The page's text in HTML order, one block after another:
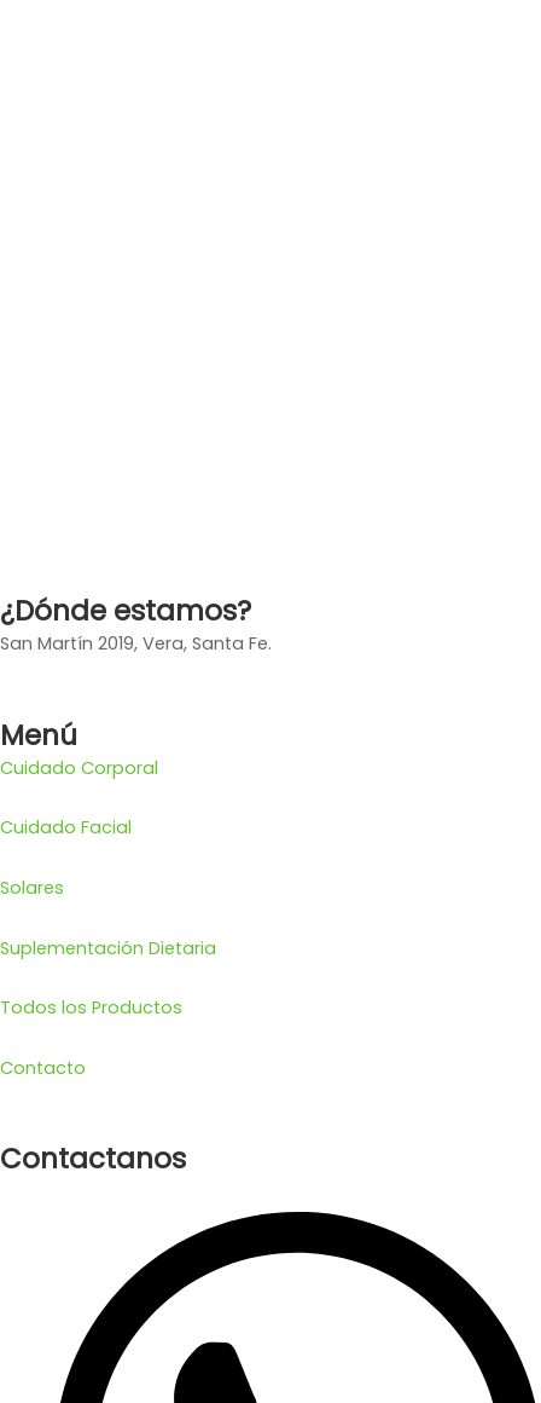
¿Dónde estamos?
San Martín 2019, Vera, Santa Fe.
Menú
Cuidado Corporal
Cuidado Facial
Solares
Suplementación Dietaria
Todos los Productos
Contacto
Contactanos